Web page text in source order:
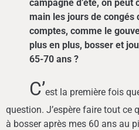
campagne d’été, on peut
main les jours de congés
comptes, comme le
plus en plus, bosser et
65-70 ans ?
C’est la première fois
question. J’espère faire tout ce
à bosser après mes 60 ans au